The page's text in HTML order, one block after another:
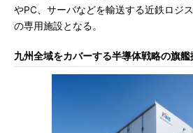
やPC、サーバなどを輸送する近鉄ロジ
の専用施設となる。
九州全域をカバーする半導体戦略の旗艦